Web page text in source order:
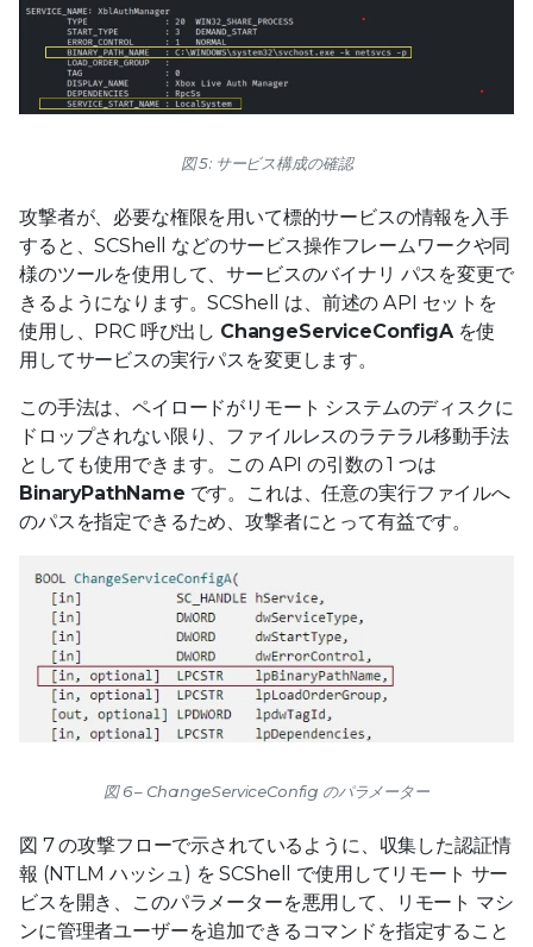
図 5: サービス構成の確認
攻撃者が、必要な権限を用いて標的サービスの情報を入手
すると、SCShell などのサービス操作フレームワークや同
様のツールを使用して、サービスのバイナリ パスを変更で
きるようになります。SCShell は、前述の API セットを
使用し、PRC 呼び出し ChangeServiceConfigAを使
用してサービスの実行パスを変更します。
この手法は、ペイロードがリモート システムのディスクに
ドロップされない限り、ファイルレスのラテラル移動手法
としても使用できます。この API の引数の 1 つは
BinaryPathName です。これは、任意の実行ファイルへ
のパスを指定できるため、攻撃者にとって有益です。
図 6 – ChangeServiceConfig のパラメーター
図 7 の攻撃フローで示されているように、収集した認証情
報 (NTLM ハッシュ) を SCShell で使用してリモート サー
ビスを開き、このパラメーターを悪用して、リモート マシ
ンに管理者ユーザーを追加できるコマンドを指定すること